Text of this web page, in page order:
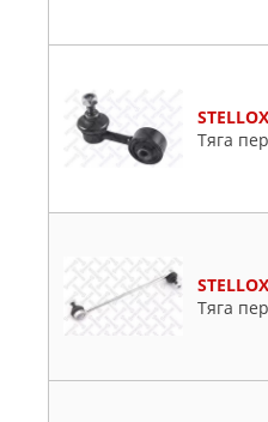
Тяга
Тяга